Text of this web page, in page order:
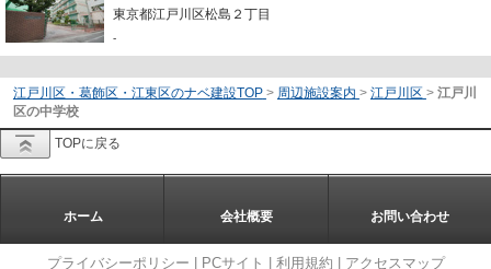
東京都江戸川区松島２丁目
-
江戸川区・葛飾区・江東区のナベ建設TOP > 周辺施設案内 > 江戸川区 > 江戸川
区の中学校
TOPに戻る
ホーム 会社概要 お問い合わせ
プライバシーポリシー PCサイト 利用規約 アクセスマップ